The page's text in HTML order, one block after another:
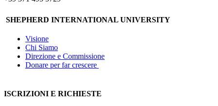
SHEPHERD INTERNATIONAL UNIVERSITY
Visione
Chi Siamo
Direzione e Commissione
Donare per far crescere
ISCRIZIONI E RICHIESTE